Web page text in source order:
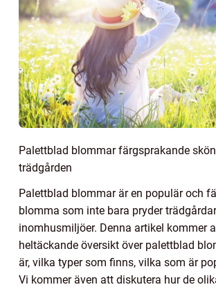
Palettblad blommar färgsprakande
trädgården
Palettblad blommar är en populär och
blomma som inte bara pryder
inomhusmiljöer. Denna artikel kommer
heltäckande översikt över palettblad
är, vilka typer som finns, vilka som är
Vi kommer även att diskutera hur de